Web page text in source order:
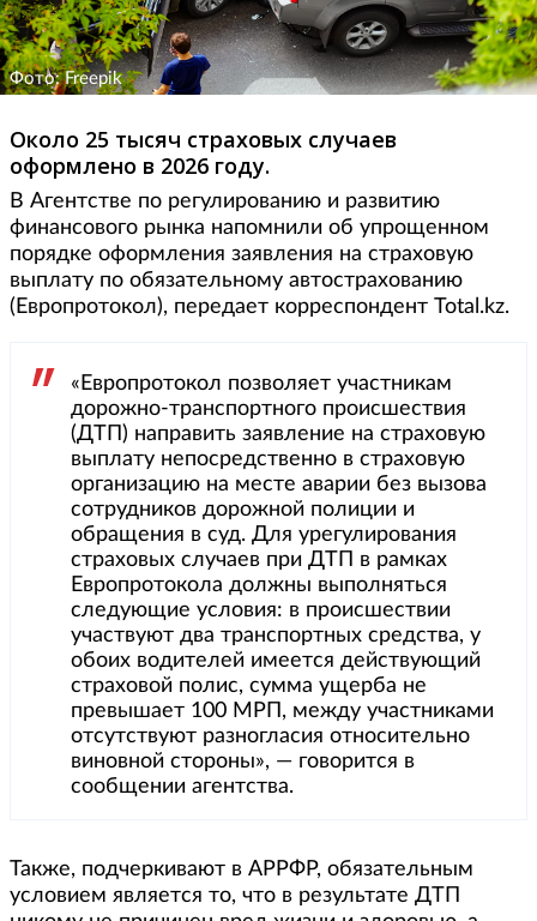
Фото: Freepik
Около 25 тысяч страховых случаев
оформлено в 2026 году.
В Агентстве по регулированию и развитию
финансового рынка напомнили об упрощенном
порядке оформления заявления на страховую
выплату по обязательному автострахованию
(Европротокол), передает корреспондент Total.kz.
«Европротокол позволяет участникам
дорожно-транспортного происшествия
(ДТП) направить заявление на страховую
выплату непосредственно в страховую
организацию на месте аварии без вызова
сотрудников дорожной полиции и
обращения в суд. Для урегулирования
страховых случаев при ДТП в рамках
Европротокола должны выполняться
следующие условия: в происшествии
участвуют два транспортных средства, у
обоих водителей имеется действующий
страховой полис, сумма ущерба не
превышает 100 МРП, между участниками
отсутствуют разногласия относительно
виновной стороны», — говорится в
сообщении агентства.
Также, подчеркивают в АРРФР, обязательным
условием является то, что в результате ДТП